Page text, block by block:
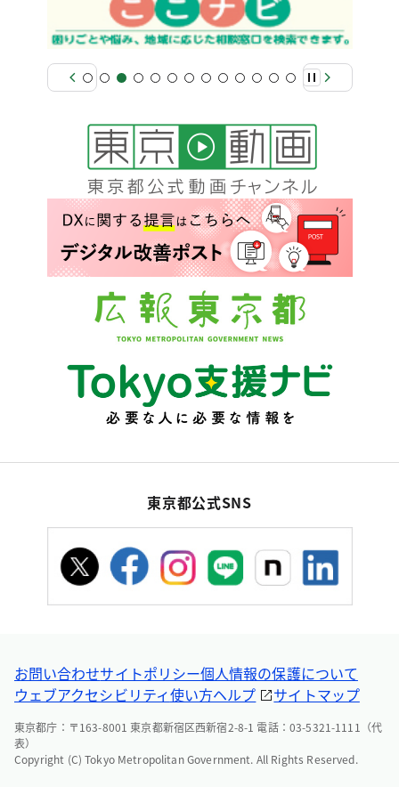
東京都公式SNS
お問い合わせサイトポリシー個人情報の保護について
ウェブアクセシビリティ使い方ヘルプ サイトマップ
東京都庁：〒163-8001 東京都新宿区西新宿2-8-1 電話：03-5321-1111（代
表）
Copyright (C) Tokyo Metropolitan Government. All Rights Reserved.